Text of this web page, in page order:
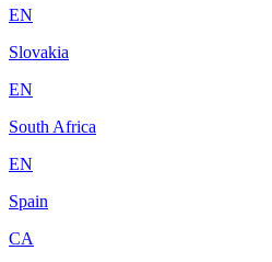
EN
Slovakia
EN
South Africa
EN
Spain
CA